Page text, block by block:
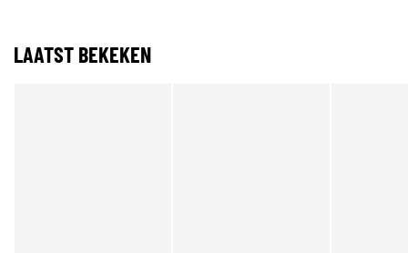
LAATST BEKEKEN